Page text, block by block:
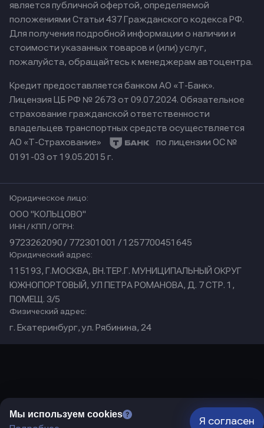
Мы используем cookies
Я согласен
является публичной офертой, определяемой
положениями Статьи 437 Гражданского кодекса РФ.
Для получения подробной информации о наличии и
стоимости указанных товаров и (или) услуг,
пожалуйста, обращайтесь к менеджерам автоцентра.
Кредит предоставляется банком АО «Т-Банк».
Лицензия ЦБ РФ № 2673 от 09.07.2024. Обязательное
страхование гражданской ответственности
владельцев транспортных средств осуществляется
АО «Т-Страхование»
по лицензии ОС №
0191-03 от 19.05.2015 г.
Юридическое лицо:
ООО "КОЛЬЦОВО"
ИНН / КПП / ОГРН:
9723262090 / 772301001 / 1257700451645
Юридический адрес:
115193, Г.МОСКВА, ВН.ТЕР.Г. МУНИЦИПАЛЬНЫЙ ОКРУГ
ЮЖНОПОРТОВЫЙ, УЛ ПЕТРА РОМАНОВА, Д. 7 СТР. 1,
ПОМЕЩ. 3/5
Физический адрес:
г. Екатеринбург, ул. Рябинина, 24